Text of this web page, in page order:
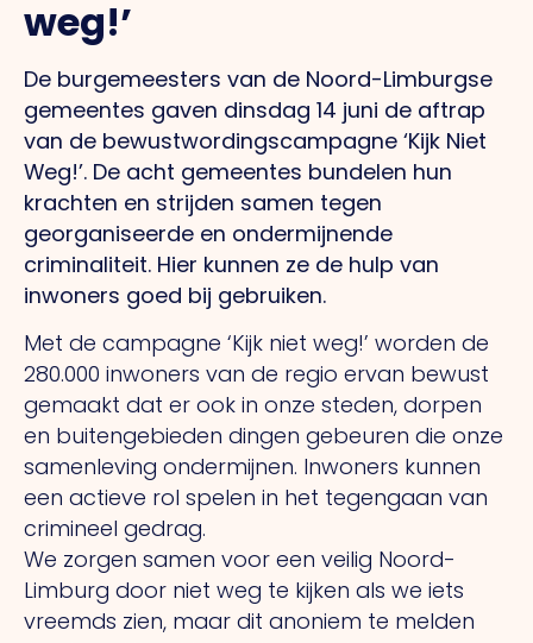
weg!’
De burgemeesters van de Noord-Limburgse
gemeentes gaven dinsdag 14 juni de aftrap
van de bewustwordingscampagne ‘Kijk Niet
Weg!’. De acht gemeentes bundelen hun
krachten en strijden samen tegen
georganiseerde en ondermijnende
criminaliteit. Hier kunnen ze de hulp van
inwoners goed bij gebruiken.
Met de campagne ‘Kijk niet weg!’ worden de
280.000 inwoners van de regio ervan bewust
gemaakt dat er ook in onze steden, dorpen
en buitengebieden dingen gebeuren die onze
samenleving ondermijnen. Inwoners kunnen
een actieve rol spelen in het tegengaan van
crimineel gedrag.
We zorgen samen voor een veilig Noord-
Limburg door niet weg te kijken als we iets
vreemds zien, maar dit anoniem te melden